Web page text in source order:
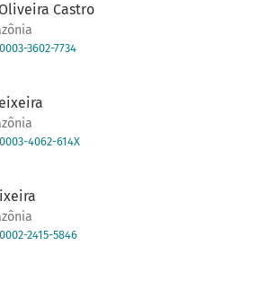
Castro
3602-7734
4062-614X
2415-5846